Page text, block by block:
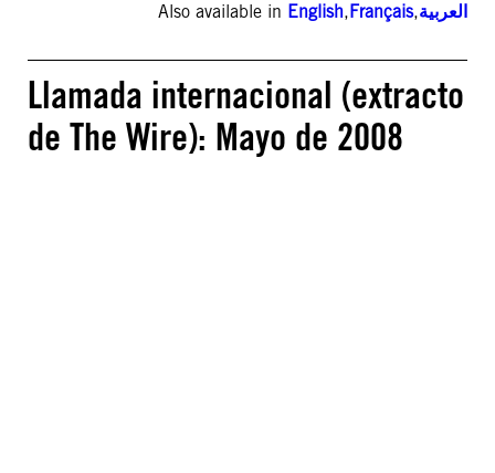
Also available in English,Français,العربية
Llamada internacional (extracto
de The Wire): Mayo de 2008